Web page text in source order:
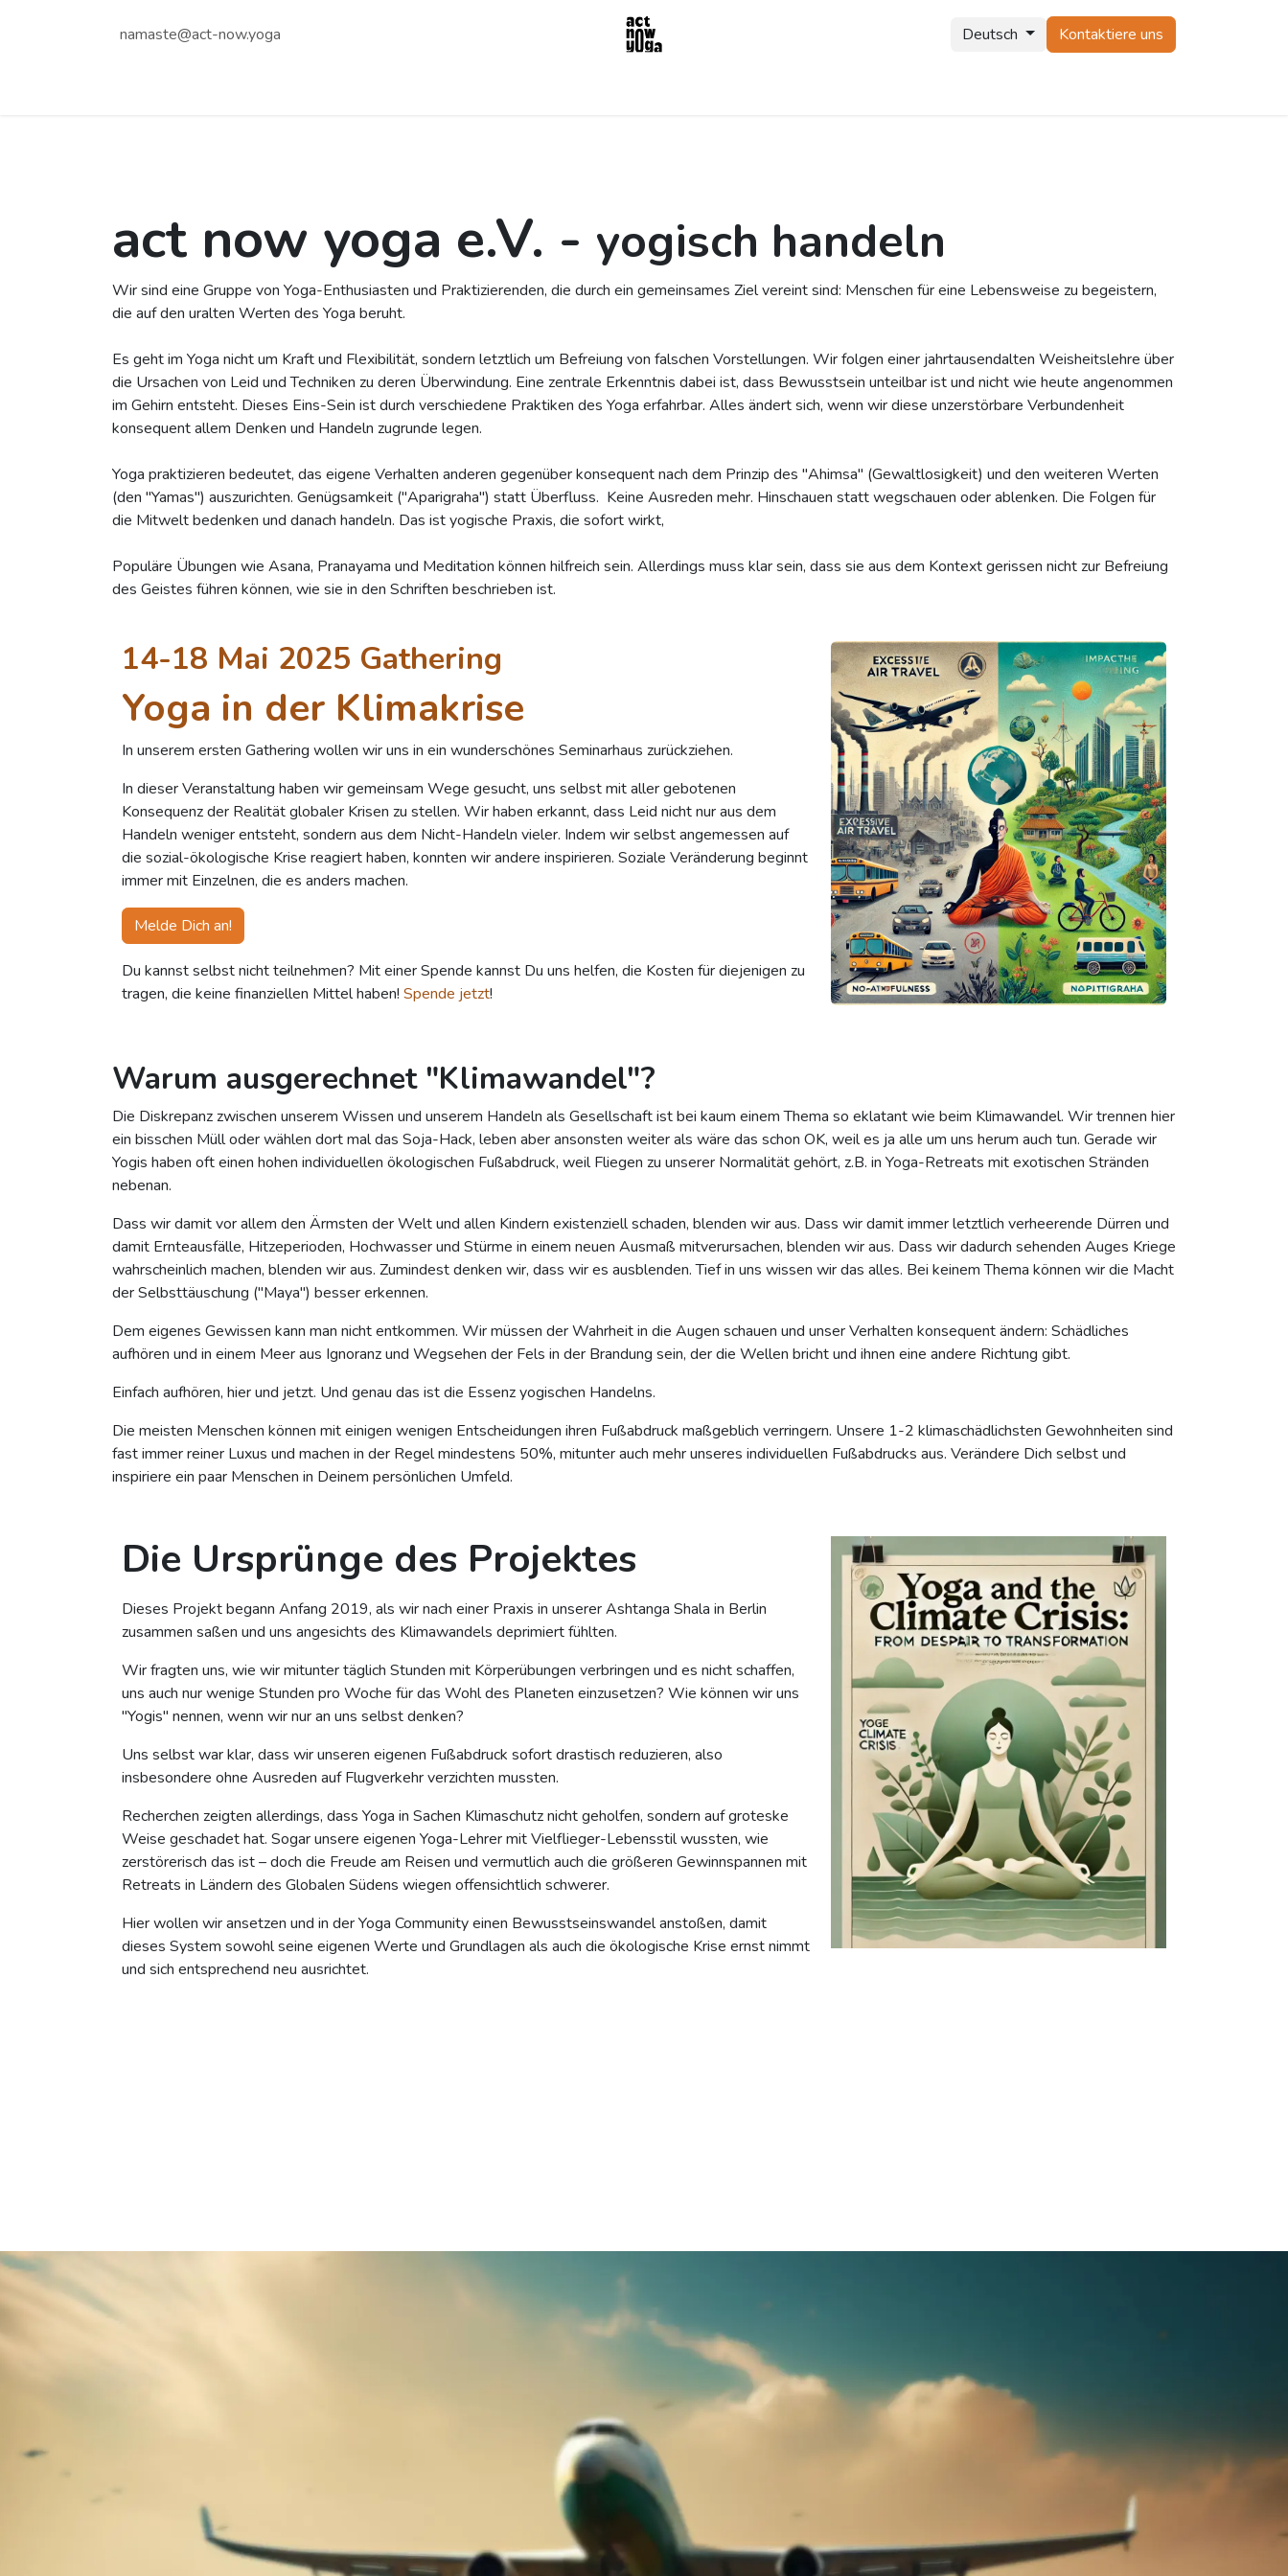
namaste@act-now.yoga
Deutsch Kontaktiere uns
act now yoga e.V. - yogisch handeln
Wir sind eine Gruppe von Yoga-Enthusiasten und Praktizierenden, die durch ein gemeinsames Ziel vereint sind: Menschen für eine Lebensweise zu begeistern,
die auf den uralten Werten des Yoga beruht.
Es geht im Yoga nicht um Kraft und Flexibilität, sondern letztlich um Befreiung von falschen Vorstellungen. Wir folgen einer jahrtausendalten Weisheitslehre über
die Ursachen von Leid und Techniken zu deren Überwindung. Eine zentrale Erkenntnis dabei ist, dass Bewusstsein unteilbar ist und nicht wie heute angenommen
im Gehirn entsteht. Dieses Eins-Sein ist durch verschiedene Praktiken des Yoga erfahrbar. Alles ändert sich, wenn wir diese unzerstörbare Verbundenheit
konsequent allem Denken und Handeln zugrunde legen.
Yoga praktizieren bedeutet, das eigene Verhalten anderen gegenüber konsequent nach dem Prinzip des "Ahimsa" (Gewaltlosigkeit) und den weiteren Werten
(den "Yamas") auszurichten. Genügsamkeit ("Aparigraha") statt Überfluss. Keine Ausreden mehr. Hinschauen statt wegschauen oder ablenken. Die Folgen für
die Mitwelt bedenken und danach handeln. Das ist yogische Praxis, die sofort wirkt,
Populäre Übungen wie Asana, Pranayama und Meditation können hilfreich sein. Allerdings muss klar sein, dass sie aus dem Kontext gerissen nicht zur Befreiung
des Geistes führen können, wie sie in den Schriften beschrieben ist.
14-18 Mai 2025 Gathering
Yoga in der Klimakrise
In unserem ersten Gathering wollen wir uns in ein wunderschönes Seminarhaus zurückziehen.
In dieser Veranstaltung haben wir gemeinsam Wege gesucht, uns selbst mit aller gebotenen
Konsequenz der Realität globaler Krisen zu stellen. Wir haben erkannt, dass Leid nicht nur aus dem
Handeln weniger entsteht, sondern aus dem Nicht-Handeln vieler. Indem wir selbst angemessen auf
die sozial-ökologische Krise reagiert haben, konnten wir andere inspirieren. Soziale Veränderung beginnt
immer mit Einzelnen, die es anders machen.
Melde Dich an!
Du kannst selbst nicht teilnehmen? Mit einer Spende kannst Du uns helfen, die Kosten für diejenigen zu
tragen, die keine finanziellen Mittel haben! Spende jetzt!
Warum ausgerechnet "Klimawandel"?
Die Diskrepanz zwischen unserem Wissen und unserem Handeln als Gesellschaft ist bei kaum einem Thema so eklatant wie beim Klimawandel. Wir trennen hier
ein bisschen Müll oder wählen dort mal das Soja-Hack, leben aber ansonsten weiter als wäre das schon OK, weil es ja alle um uns herum auch tun. Gerade wir
Yogis haben oft einen hohen individuellen ökologischen Fußabdruck, weil Fliegen zu unserer Normalität gehört, z.B. in Yoga-Retreats mit exotischen Stränden
nebenan.
Dass wir damit vor allem den Ärmsten der Welt und allen Kindern existenziell schaden, blenden wir aus. Dass wir damit immer letztlich verheerende Dürren und
damit Ernteausfälle, Hitzeperioden, Hochwasser und Stürme in einem neuen Ausmaß mitverursachen, blenden wir aus. Dass wir dadurch sehenden Auges Kriege
wahrscheinlich machen, blenden wir aus. Zumindest denken wir, dass wir es ausblenden. Tief in uns wissen wir das alles. Bei keinem Thema können wir die Macht
der Selbsttäuschung ("Maya") besser erkennen.
Dem eigenes Gewissen kann man nicht entkommen. Wir müssen der Wahrheit in die Augen schauen und unser Verhalten konsequent ändern: Schädliches
aufhören und in einem Meer aus Ignoranz und Wegsehen der Fels in der Brandung sein, der die Wellen bricht und ihnen eine andere Richtung gibt.
Einfach aufhören, hier und jetzt. Und genau das ist die Essenz yogischen Handelns.
Die meisten Menschen können mit einigen wenigen Entscheidungen ihren Fußabdruck maßgeblich verringern. Unsere 1-2 klimaschädlichsten Gewohnheiten sind
fast immer reiner Luxus und machen in der Regel mindestens 50%, mitunter auch mehr unseres individuellen Fußabdrucks aus. Verändere Dich selbst und
inspiriere ein paar Menschen in Deinem persönlichen Umfeld.
Die Ursprünge des Projektes
Dieses Projekt begann Anfang 2019, als wir nach einer Praxis in unserer Ashtanga Shala in Berlin
zusammen saßen und uns angesichts des Klimawandels deprimiert fühlten.
Wir fragten uns, wie wir mitunter täglich Stunden mit Körperübungen verbringen und es nicht schaffen,
uns auch nur wenige Stunden pro Woche für das Wohl des Planeten einzusetzen? Wie können wir uns
"Yogis" nennen, wenn wir nur an uns selbst denken?
Uns selbst war klar, dass wir unseren eigenen Fußabdruck sofort drastisch reduzieren, also
insbesondere ohne Ausreden auf Flugverkehr verzichten mussten.
Recherchen zeigten allerdings, dass Yoga in Sachen Klimaschutz nicht geholfen, sondern auf groteske
Weise geschadet hat. Sogar unsere eigenen Yoga-Lehrer mit Vielflieger-Lebensstil wussten, wie
zerstörerisch das ist – doch die Freude am Reisen und vermutlich auch die größeren Gewinnspannen mit
Retreats in Ländern des Globalen Südens wiegen offensichtlich schwerer.
Hier wollen wir ansetzen und in der Yoga Community einen Bewusstseinswandel anstoßen, damit
dieses System sowohl seine eigenen Werte und Grundlagen als auch die ökologische Krise ernst nimmt
und sich entsprechend neu ausrichtet.